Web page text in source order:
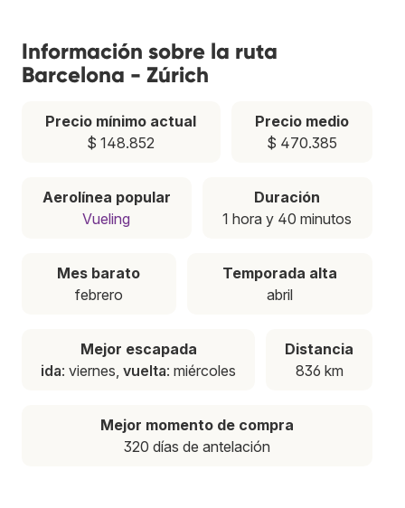
Información sobre la ruta
Barcelona - Zúrich
Precio mínimo actual
$ 148.852
Precio medio
$ 470.385
Aerolínea popular
Vueling
Duración
1 hora y 40 minutos
Mes barato
febrero
Temporada alta
abril
Mejor escapada
ida: viernes, vuelta: miércoles
Distancia
836 km
Mejor momento de compra
320 días de antelación